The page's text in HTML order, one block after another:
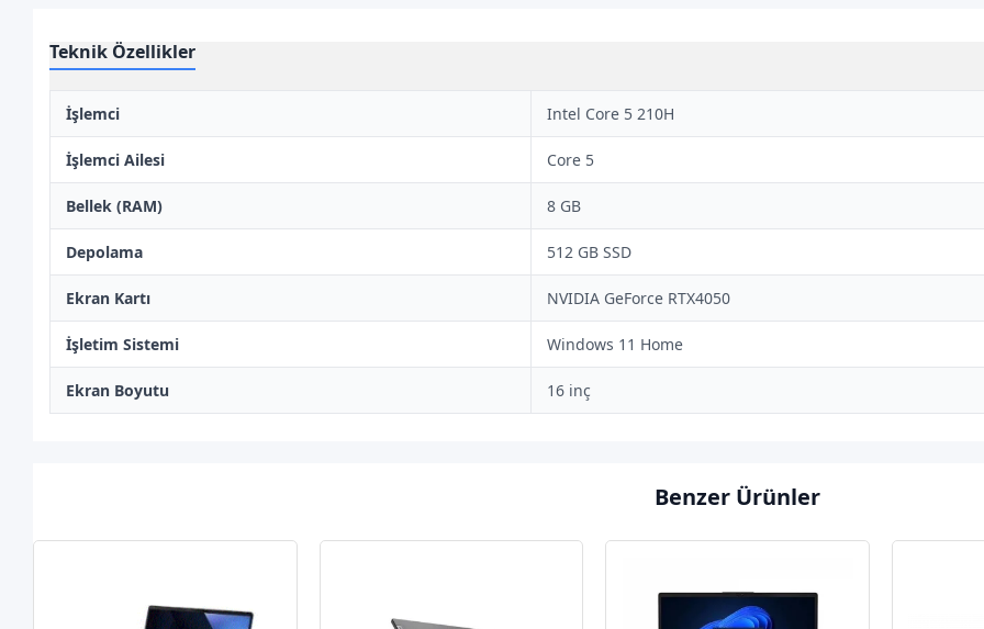
Teknik Özellikler
İşlemci Intel Core 5 210H
İşlemci Ailesi Core 5
Bellek (RAM) 8 GB
Depolama 512 GB SSD
Ekran Kartı NVIDIA GeForce RTX4050
İşletim Sistemi Windows 11 Home
Ekran Boyutu 16 inç
Benzer Ürünler